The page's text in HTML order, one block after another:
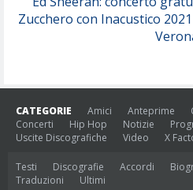
Zucchero con Inacustico
CATEGORIE Amici Anteprime
Concerti
Hip Hop Notizie
Uscite Discografiche
Video X
Testi Discografie Accordi
Traduzioni
Ultimi